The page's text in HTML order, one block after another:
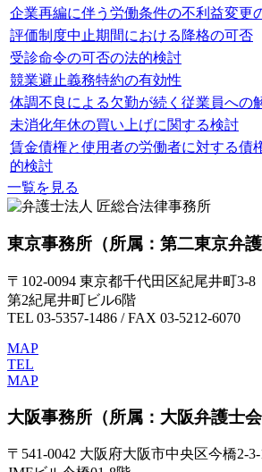
企業再編に伴う労働条件の不利益変更
評価制度中止期間における降格の可否
受診命令の可否の法的検討
競業避止義務特約の有効性
体調不良による欠勤が続く従業員への
未消化年休の買い上げに関する検討
賃金債権と使用者の労働者に対する債
的検討
一覧を見る
東京事務所 （所属：第二東京弁護
〒102-0094 東京都千代田区紀尾井町3-8
第2紀尾井町ビル6階
TEL 03-5357-1486 / FAX 03-5212-6070
MAP
TEL
MAP
大阪事務所 （所属：大阪弁護士会
〒541-0042 大阪府大阪市中央区今橋2-3-